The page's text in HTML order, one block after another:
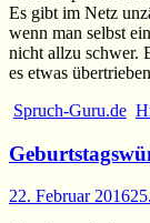
Es gibt im Netz
wenn man selbst
nicht allzu schwer.
es etwas
Spruch-Guru.de
22. Februar 2016